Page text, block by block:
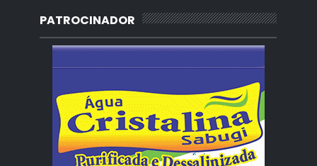
PATROCINADOR